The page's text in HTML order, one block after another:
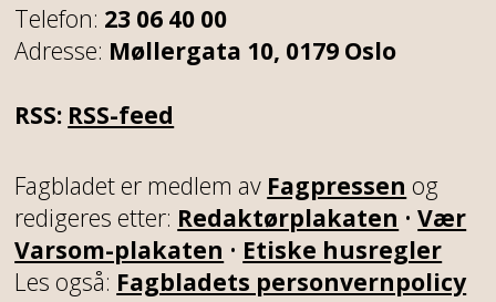
Telefon: 23 06 40 00
Adresse: Møllergata 10, 0179 Oslo
RSS: RSS-feed
Fagbladet er medlem av Fagpressen og
redigeres etter: Redaktørplakaten • Vær
Varsom-plakaten • Etiske husregler
Les også: Fagbladets personvernpolicy